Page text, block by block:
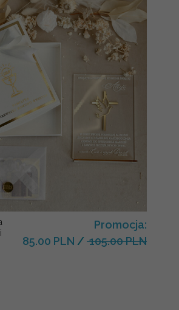
Promocja:
85.00 PLN / 105.00 PLN